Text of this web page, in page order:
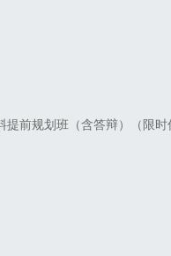
前规划班（含答辩）（限时